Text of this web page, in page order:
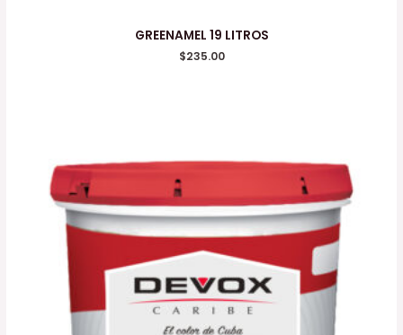
GREENAMEL 19 LITROS
$235.00